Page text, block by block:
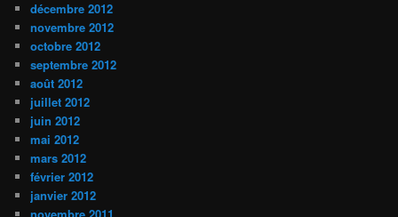
décembre 2012
novembre 2012
octobre 2012
septembre 2012
août 2012
juillet 2012
juin 2012
mai 2012
mars 2012
février 2012
janvier 2012